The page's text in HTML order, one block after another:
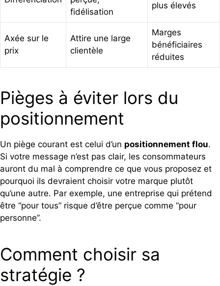
fidélisation
plus élevés
Axée sur le
prix
Attire une large
clientèle
Marges
bénéficiaires
réduites
Pièges à éviter lors du
positionnement
Un piège courant est celui d’un positionnement flou.
Si votre message n’est pas clair, les consommateurs
auront du mal à comprendre ce que vous proposez et
pourquoi ils devraient choisir votre marque plutôt
qu’une autre. Par exemple, une entreprise qui prétend
être “pour tous” risque d’être perçue comme “pour
personne”.
Comment choisir sa
stratégie ?